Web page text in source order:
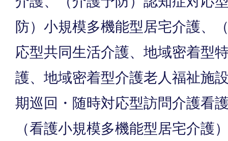
防）小規模多機能型居宅介護、
応型共同生活介護、地域密着型
護、地域密着型介護老人福祉施
期巡回・随時対応型訪問介護看
（看護小規模多機能型居宅介護